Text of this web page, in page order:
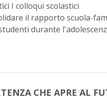
I colloqui scolastici
il rapporto scuola-
durante
CHE APRE AL